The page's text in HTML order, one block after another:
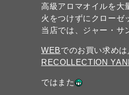
高級アロマオイルを大
火をつけずにクローゼ
当店では、ジャー・サ
WEBでのお買い求めは
RECOLLECTION
ではまた